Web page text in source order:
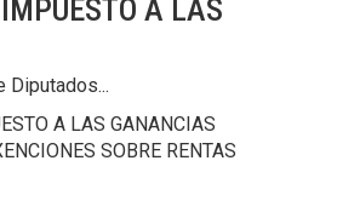
A LAS
Diputados...
A LAS GANANCIAS
SOBRE RENTAS